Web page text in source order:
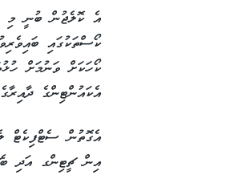
އެ ކޮލެޖުން ބުނީ މި
ކޯހަކަށް ވަނުމަށް
އެކައުންޓިންގެ
އެގޮތުން ސެޓްފިކެޓް
އިން ޗީޓިންގ އަދި